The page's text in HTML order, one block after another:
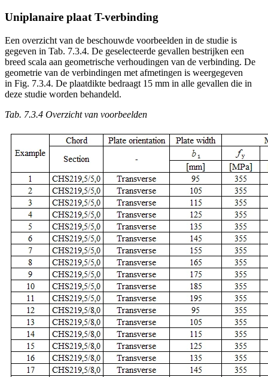
Uniplanaire plaat T-verbinding
Een overzicht van de beschouwde voorbeelden in de studie is
gegeven in Tab. 7.3.4. De geselecteerde gevallen bestrijken een
breed scala aan geometrische verhoudingen van de verbinding. De
geometrie van de verbindingen met afmetingen is weergegeven
in Fig. 7.3.4. De plaatdikte bedraagt 15 mm in alle gevallen die in
deze studie worden behandeld.
Tab. 7.3.4 Overzicht van voorbeelden